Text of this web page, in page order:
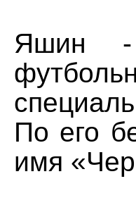
Яшин -
По его
имя